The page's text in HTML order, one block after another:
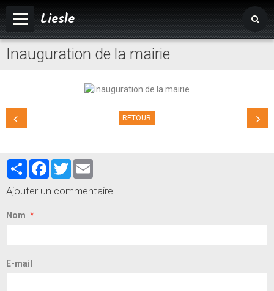
Liesle
Accueil
Vie associative
Inauguration de la mairie
RETOUR
PartagerFacebook
Twitter
Ajouter un commentaire
Nom
E-mail